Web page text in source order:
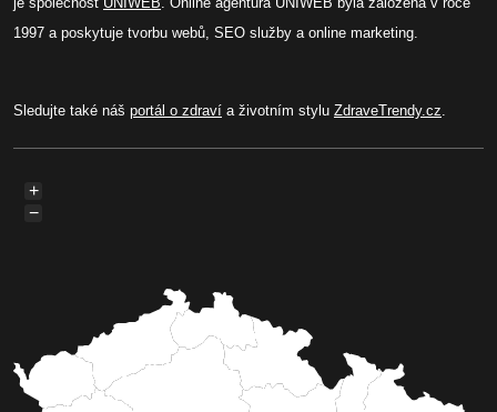
1997 a poskytuje tvorbu webů, SEO služby a online marketing.
Sledujte také náš portál o zdraví a životním stylu ZdraveTrendy.cz
+
−